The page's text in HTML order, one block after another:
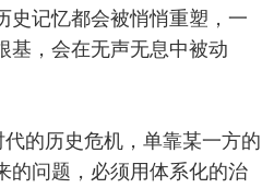
史记忆都会被悄悄重塑，一
基，会在无声无息中被动
的历史危机，单靠某一方的
的问题，必须用体系化的治